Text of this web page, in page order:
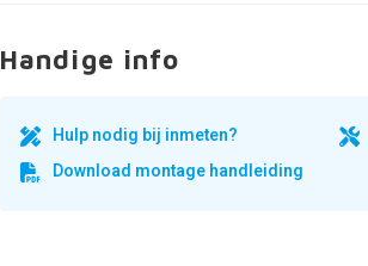
Handige info
Hulp nodig bij inmeten?
Download montage handleiding